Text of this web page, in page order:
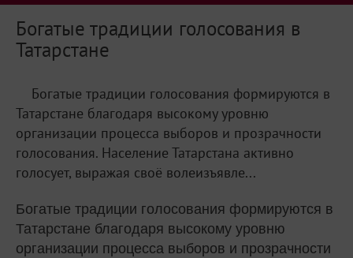
Богатые традиции голосования в
Татарстане
Богатые традиции голосования формируются в
Татарстане благодаря высокому уровню
организации процесса выборов и прозрачности
голосования. Население Татарстана активно
голосует, выражая своё волеизъявле...
Богатые традиции голосования формируются в
Татарстане благодаря высокому уровню
организации процесса выборов и прозрачности